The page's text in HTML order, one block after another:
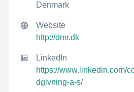
Denmark
Website
http://dmr.dk
LinkedIn
https://www.linkedin.com/
dgivning-a-s/